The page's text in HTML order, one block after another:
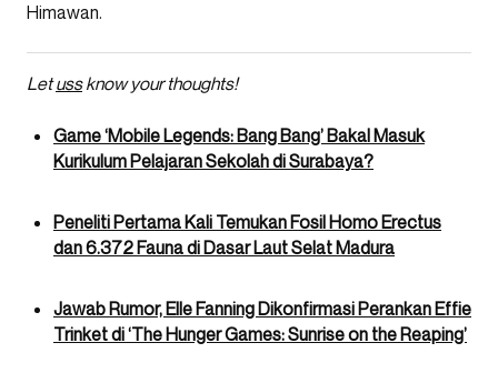
Himawan.
Letussknow your thoughts!
Game ‘Mobile Legends: Bang Bang’ Bakal Masuk
Kurikulum Pelajaran Sekolah di Surabaya?
Peneliti Pertama Kali Temukan Fosil Homo Erectus
dan 6.372 Fauna di Dasar Laut Selat Madura
Jawab Rumor, Elle Fanning Dikonfirmasi Perankan Effie
Trinket di ‘The Hunger Games: Sunrise on the Reaping’